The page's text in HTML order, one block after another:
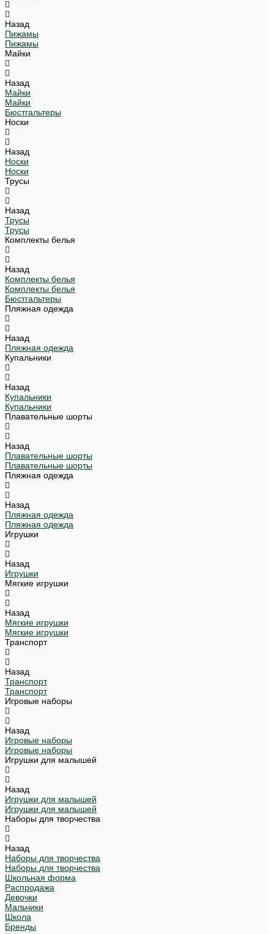
Назад
Пижамы
Пижамы
Майки
Назад
Майки
Майки
Бюстгальтеры
Носки
Назад
Носки
Носки
Трусы
Назад
Трусы
Трусы
Комплекты белья
Назад
Комплекты белья
Комплекты белья
Бюстгальтеры
Пляжная одежда
Назад
Пляжная одежда
Купальники
Назад
Купальники
Купальники
Плавательные шорты
Назад
Плавательные шорты
Плавательные шорты
Пляжная одежда
Назад
Пляжная одежда
Пляжная одежда
Игрушки
Назад
Игрушки
Мягкие игрушки
Назад
Мягкие игрушки
Мягкие игрушки
Транспорт
Назад
Транспорт
Транспорт
Игровые наборы
Назад
Игровые наборы
Игровые наборы
Игрушки для малышей
Назад
Игрушки для малышей
Игрушки для малышей
Наборы для творчества
Назад
Наборы для творчества
Наборы для творчества
Школьная форма
Распродажа
Девочки
Мальчики
Школа
Бренды